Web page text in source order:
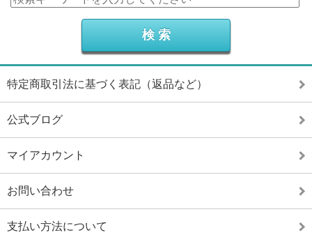
特定商取引法に基づく表記（返品など）
公式ブログ
マイアカウント
お問い合わせ
支払い方法について